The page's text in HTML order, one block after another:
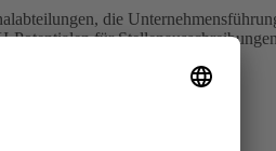
die
für